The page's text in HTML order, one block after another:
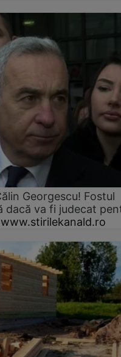
Georgescu! Fostul
dacă va fi judecat
www.stirilekanald.ro